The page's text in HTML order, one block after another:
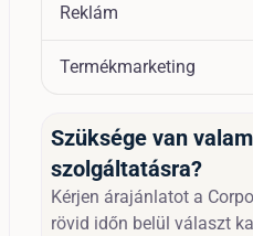
Reklám
Termékmarketing
Szüksége van
szolgáltatásra?
Kérjen árajánlatot a
rövid időn belül választ